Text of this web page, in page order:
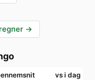
→
vs i dag